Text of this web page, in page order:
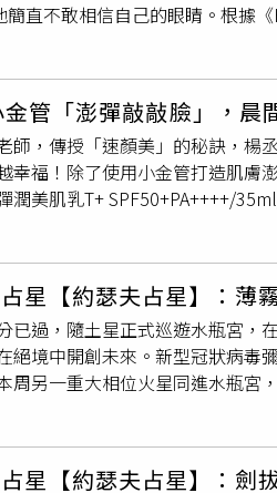
大好機緣。財運佳，投資擲的十
水瓶迎來人緣或是合作大運再三
應該量入為出。感情運是一片冰
倦怠疲憊，但轉機就在眼前，不
情是眉黛不須張敞畫。約瑟夫
衝刺波平不驚。雙子業力已清
。本周健康與心理狀態明顯轉善
萬里無雲。巨蟹本周逢金水吉
水漲船高。桃花美，感情是春風
他人說。修身方能齊家治國平天
情是種相視不語的幸福。 處女
抗壓係數極高。守護星與土星三
。 天秤座防機關算盡卿福澤審
腐朽化為神奇，部分天秤更有大
解脫轉心換念，立地解脫。天
兩次。私生活有喜訊可期，感情
。本周射手運勢加碼，坐擁天時
阮囊豐盈。感情是執子之手，兩
不足，忙亂中日常有錯漏。水星
異國姻緣。 水瓶座擇善固執心
，方能時常持盈保泰。滿月在財
舞一身快意春風得意，歌花詠
，更有纏訟困局消解。人緣桃花
簡直不敢相信自己的眼睛。根據
財時，整個人嚇壞，起初他以
對方才趕緊修正這個錯誤，發
，但不像是本次案件突然顯示出
管「澎彈敲敲臉」，晨
師，傳授「速顏美」的秘訣，楊
幸福！除了使用小金管打造肌膚
絲爾提供）集結日本資生堂集團37年先
年來更是日本女性心中的保養品
的「小金管」也是楊丞琳Vlog
只要參加楊丞琳的「#澎到幸福
露華濃煥顏妝前精華/NT480。（
精華－妝前保養+彩妝二合一。
、滑順，瞬間轉換為寶寶美肌膜
塗上它之前有所不同！單是擦
淨化防護妝前乳50ml/
10/10 HOPE，理膚寶水提供）
有上妝時，可以單獨使用作為日
星【約瑟夫占星】：薄
已過，隨土星正式巡遊水瓶宮，
絕境中開創未來。新型冠狀病毒
周另一重大相位火星同進水瓶宮
重磅喜訊或是世紀閃婚，在低迷
，解套在即。財經方面，因財
高人膽大者有獲。本周星情排行
星【約瑟夫占星】：劍